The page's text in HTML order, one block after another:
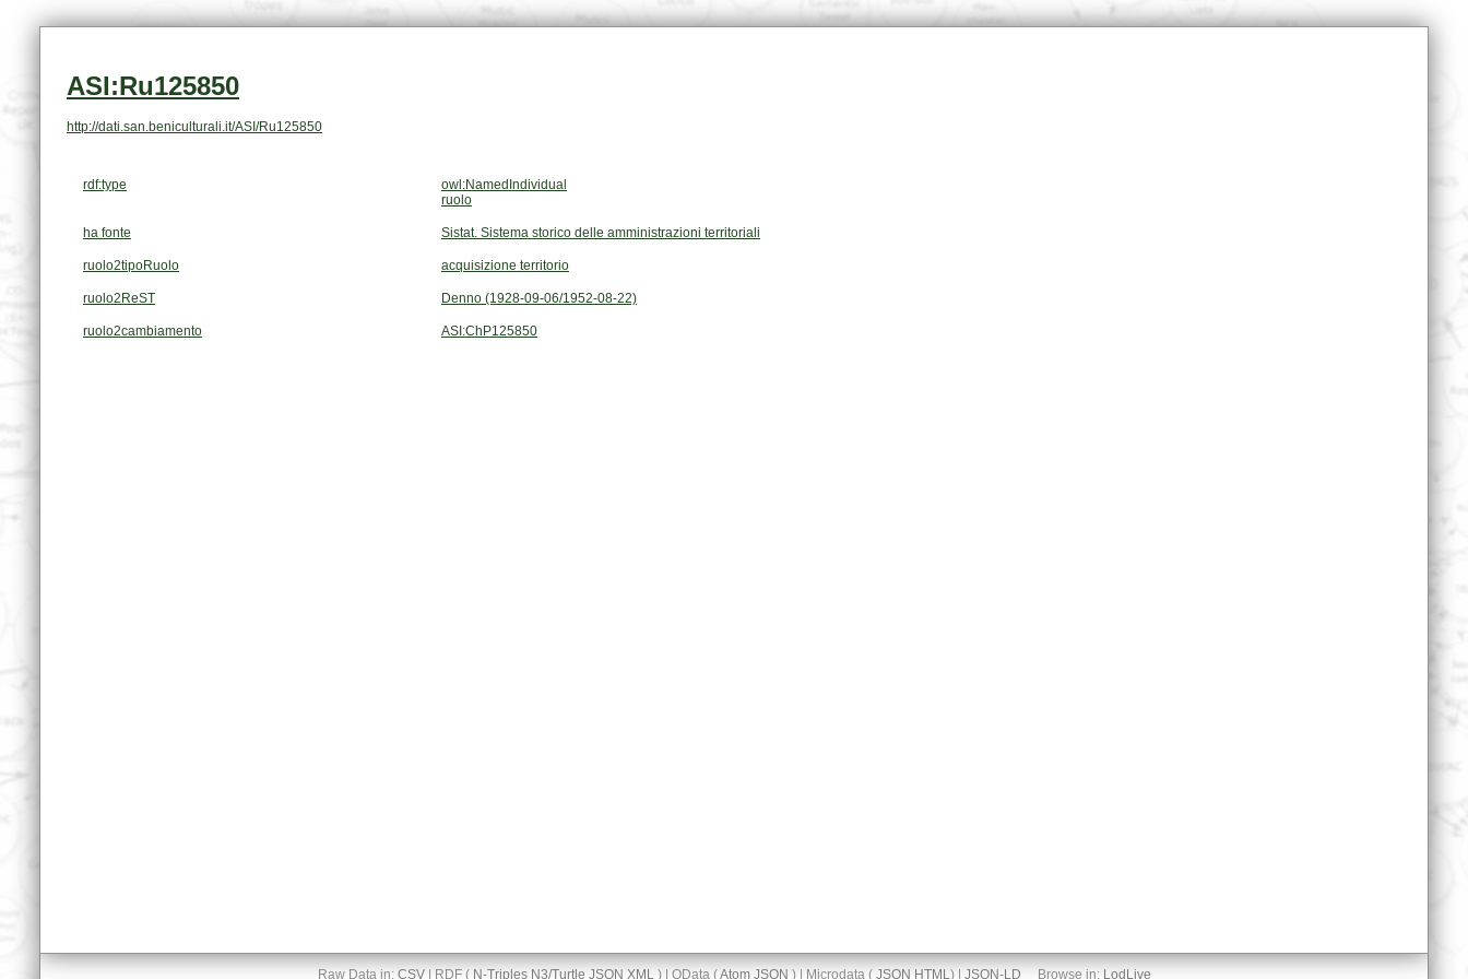
ASI:Ru125850
http://dati.san.beniculturali.it/ASI/Ru125850
rdf:type
owl:NamedIndividual
ruolo
ha fonte Sistat. Sistema storico delle amministrazioni territoriali
ruolo2tipoRuolo acquisizione territorio
ruolo2ReST Denno (1928-09-06/1952-08-22)
ruolo2cambiamento ASI:ChP125850
Raw Data in: CSV| RDF ( N-Triples N3/Turtle JSON XML) | OData (Atom JSON ) | Microdata ( JSON HTML) | JSON-LD Browse in: LodLive